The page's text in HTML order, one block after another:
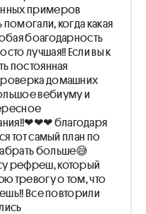
примеров
когда какая
боагодарность
лучшая!! Если вы к
постоянная
домашних
вебиуму и
благодаря
тот самый план по
больше😅
рефреш, который
тревогу о том, что
Все повторили